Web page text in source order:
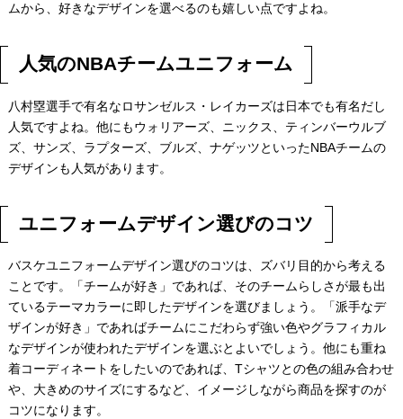
ムから、好きなデザインを選べるのも嬉しい点ですよね。
人気のNBAチームユニフォーム
八村塁選手で有名なロサンゼルス・レイカーズは日本でも有名だし
人気ですよね。他にもウォリアーズ、ニックス、ティンバーウルブ
ズ、サンズ、ラプターズ、ブルズ、ナゲッツといったNBAチームの
デザインも人気があります。
ユニフォームデザイン選びのコツ
バスケユニフォームデザイン選びのコツは、ズバリ目的から考える
ことです。「チームが好き」であれば、そのチームらしさが最も出
ているテーマカラーに即したデザインを選びましょう。「派手なデ
ザインが好き」であればチームにこだわらず強い色やグラフィカル
なデザインが使われたデザインを選ぶとよいでしょう。他にも重ね
着コーディネートをしたいのであれば、Tシャツとの色の組み合わせ
や、大きめのサイズにするなど、イメージしながら商品を探すのが
コツになります。